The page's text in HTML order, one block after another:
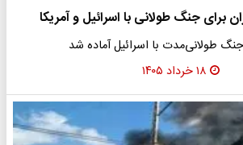
برای جنگ طولانی با اسرائیل و آمریکا
جنگ طولانی‌مدت با اسرائیل آماده شد
۱۸ خرداد ۱۴۰۵